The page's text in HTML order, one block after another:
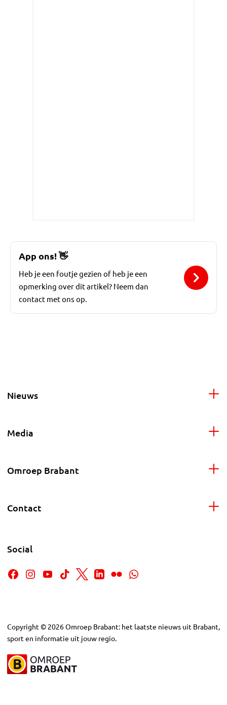
App ons!👋
Heb je een foutje gezien of heb je een
opmerking over dit artikel? Neem dan
contact met ons op.
Nieuws
Media
Omroep Brabant
Contact
Social
Copyright © 2026Omroep Brabant: het laatste nieuws uit Brabant,
sport en informatie uit jouw regio.